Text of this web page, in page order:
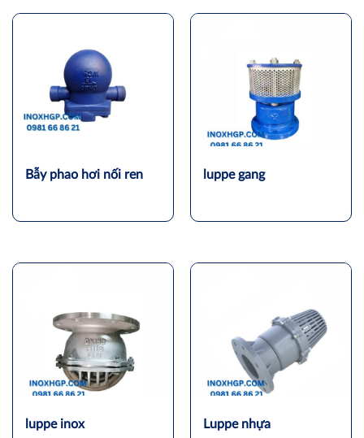
Bẫy phao hơi nối ren luppe gang
luppe inox Luppe nhựa